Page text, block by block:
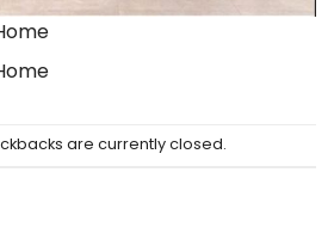
are currently closed.